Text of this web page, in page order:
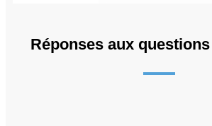
Réponses aux